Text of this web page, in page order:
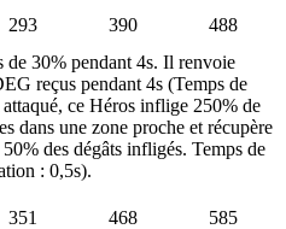
293 390
488
30% pendant 4s. Il renvoie
reçus pendant 4s (Temps de
ce Héros inflige 250% de
dans une zone proche et récupère
des dégâts infligés. Temps de
: 0,5s).
351 468 585